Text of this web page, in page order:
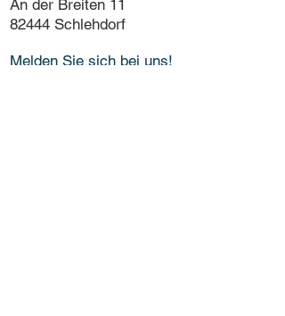
An der Breiten 11
82444 Schlehdorf
Melden Sie sich bei uns!